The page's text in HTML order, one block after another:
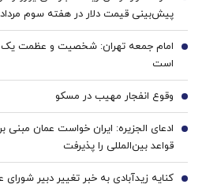
پیش‌بینی قیمت دلار در هفته سوم مرداد 1405 | بازار در فاز انتظار
امام جمعه تهران: شخصیت و عظمت یک
است
4
وقوع انفجار مهیب در مسکو 5
ادعای الجزیره: ایران خواست عمان مبنی
قواعد بین‌المللی را پذیرفت
6
کنایه زیدآبادی به خبر تغییر دبیر شورای 7